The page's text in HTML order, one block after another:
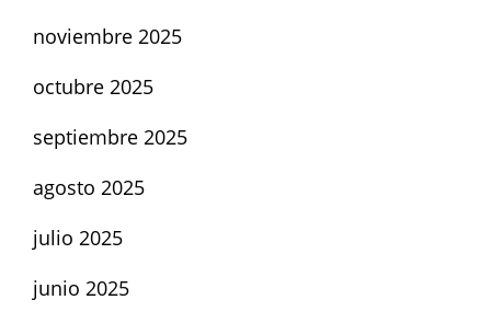
noviembre 2025
octubre 2025
septiembre 2025
agosto 2025
julio 2025
junio 2025